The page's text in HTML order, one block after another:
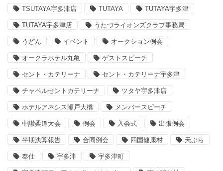
TSUTAYA宇多津店 TUTAYA TUTAYA宇多津
TUTAYA宇多津店 うたづライオンズクラブ事務局
うどん イベント オークション例会
オークラホテル丸亀 ゲストスピーチ
セント・カテリーナ セント・カテリーナ宇多津
チャペルセントカテリーナ ツタヤ宇多津店
ホテルアネシス瀬戸大橋 メンバースピーチ
中讃柔道大会 例会 入会式 出張例会
半期決算報告 合同例会 四国健康村 天ぷら
奉仕 宇多津 宇多津町